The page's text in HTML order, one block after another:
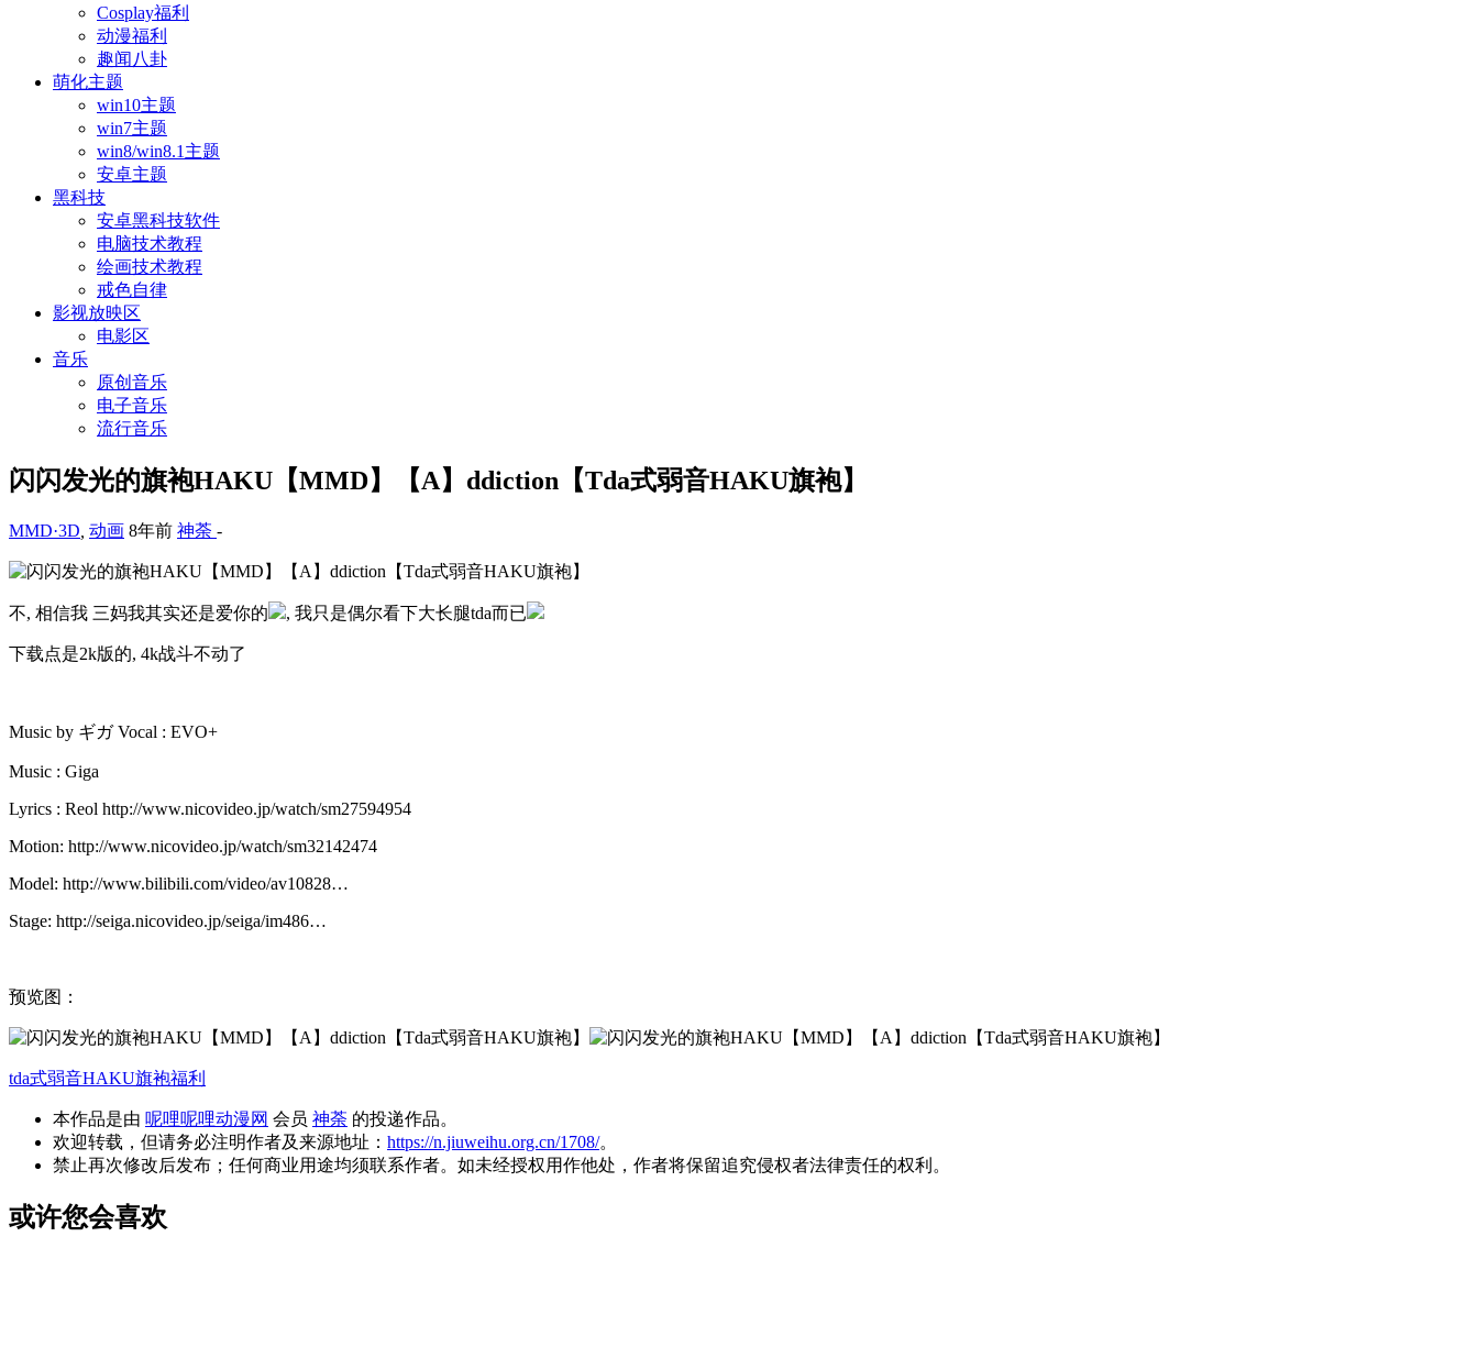
Cosplay福利
动漫福利
趣闻八卦
萌化主题
win10主题
win7主题
win8/win8.1主题
安卓主题
黑科技
安卓黑科技软件
电脑技术教程
绘画技术教程
戒色自律
影视放映区
电影区
音乐
原创音乐
电子音乐
流行音乐
闪闪发光的旗袍HAKU【MMD】【A】ddiction【Tda式弱音HAKU旗袍】
MMD·3D 动画 8年前 神荼 -
不, 相信我 三妈我其实还是爱你的 , 我只是偶尔看下大长腿tda而已
下载点是2k版的, 4k战斗不动了
Music by ギガ Vocal : EVO+
Music : Giga
Lyrics : Reol http://www.nicovideo.jp/watch/sm27594954
Motion: http://www.nicovideo.jp/watch/sm32142474
Model: http://www.bilibili.com/video/av10828…
Stage: http://seiga.nicovideo.jp/seiga/im486…
预览图：
tda式弱音HAKU旗袍福利
本作品是由 呢哩呢哩动漫网 会员 神荼 的投递作品。
欢迎转载，但请务必注明作者及来源地址： https://n.jiuweihu.org.cn/1708/。
禁止再次修改后发布；任何商业用途均须联系作者。如未经授权用作他处，作者将保留追究侵权者法律责任的权利。
或许您会喜欢